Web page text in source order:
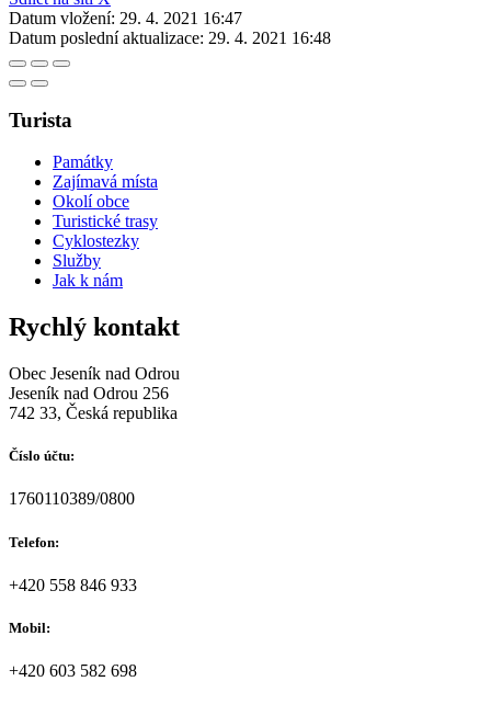
Datum vložení: 29. 4. 2021 16:47
Datum poslední aktualizace: 29. 4. 2021 16:48
Turista
Památky
Zajímavá místa
Okolí obce
Turistické trasy
Cyklostezky
Služby
Jak k nám
Rychlý kontakt
Obec Jeseník nad Odrou
Jeseník nad Odrou 256
742 33, Česká republika
Číslo účtu:
1760110389/0800
Telefon:
+420 558 846 933
Mobil:
+420 603 582 698